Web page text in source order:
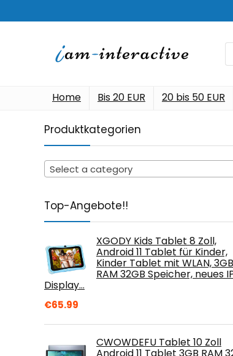
Home Bis 20 EUR 20 bis 50 EUR
Produktkategorien
Select a category
Top-Angebote!!
XGODY Kids Tablet 8 Zoll,
Android 11 Tablet für Kinder,
Kinder Tablet mit WLAN, 3GB
RAM 32GB Speicher, neues
Display…
€65.99
CWOWDEFU Tablet 10 Zoll
Android 11 Tablet 3GB RAM